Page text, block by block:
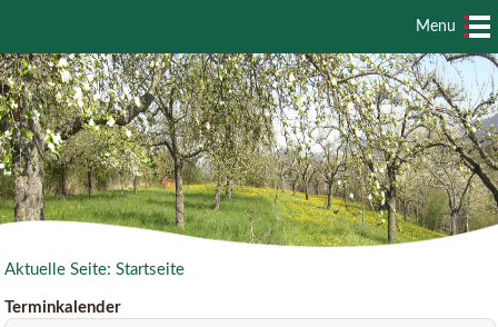
Menu
Aktuelle Seite:Startseite
Terminkalender